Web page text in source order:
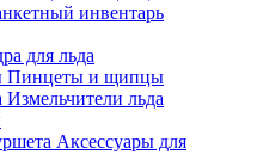
инвентарь
для льда
Пинцеты и щипцы
Измельчители льда
Аксессуары для